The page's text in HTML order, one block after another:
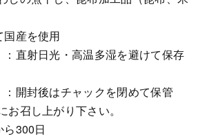
産を使用
直射日光・高温多湿を避けて保存
開封後はチャックを閉めて保管
お召し上がり下さい。
300日